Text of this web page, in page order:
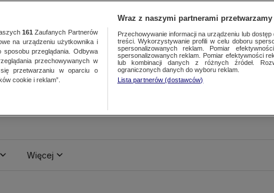
Więcej
161 Zaufanych Partnerów
na urządzeniu użytkownika i
przeglądania. Odbywa
przechowywanych w
przetwarzaniu w oparciu o
cookie i reklam”.
Wraz z naszymi partnerami
Przechowywanie informacji na urządzeniu lub
treści. Wykorzystywanie profili w celu doboru
spersonalizowanych reklam. Pomiar
spersonalizowanych reklam. Pomiar efektywności
lub kombinacji danych z różnych źródeł.
ograniczonych danych do wyboru reklam.
Lista partnerów (dostawców)